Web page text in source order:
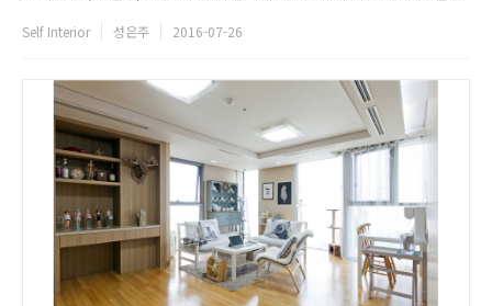
유럽의 인테리어 샵 그리고 감각적인 카페를 연상시키는 집을 완성했다. 여
Self Interior 성은주 2016-07-26